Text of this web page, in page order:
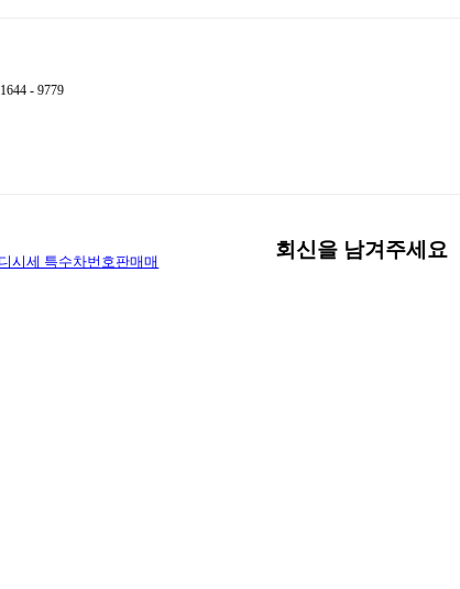
- 9779
시세 특수차번호판매매
회신을 남겨주세요